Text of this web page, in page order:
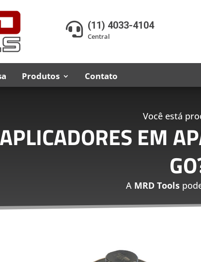
 (11) 4033-4104
Central
Produtos Contato
Você está
EM
GO
A MRD Tools